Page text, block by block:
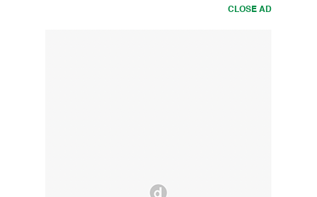
CLOSE AD